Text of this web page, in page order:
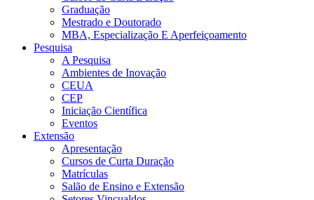
Graduação
Mestrado e Doutorado
MBA, Especialização E Aperfeiçoamento
Pesquisa
A Pesquisa
Ambientes de Inovação
CEUA
CEP
Iniciação Científica
Eventos
Extensão
Apresentação
Cursos de Curta Duração
Matrículas
Salão de Ensino e Extensão